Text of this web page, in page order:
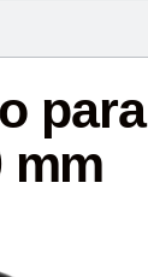
para
mm